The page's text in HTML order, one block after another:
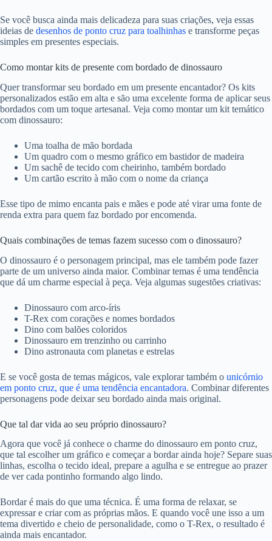
Se você busca ainda mais delicadeza para suas criações, veja essas
ideias de desenhos de ponto cruz para toalhinhas e transforme peças
simples em presentes especiais.
Como montar kits de presente com bordado de dinossauro
Quer transformar seu bordado em um presente encantador? Os kits
personalizados estão em alta e são uma excelente forma de aplicar seus
bordados com um toque artesanal. Veja como montar um kit temático
com dinossauro:
Uma toalha de mão bordada
Um quadro com o mesmo gráfico em bastidor de madeira
Um sachê de tecido com cheirinho, também bordado
Um cartão escrito à mão com o nome da criança
Esse tipo de mimo encanta pais e mães e pode até virar uma fonte de
renda extra para quem faz bordado por encomenda.
Quais combinações de temas fazem sucesso com o dinossauro?
O dinossauro é o personagem principal, mas ele também pode fazer
parte de um universo ainda maior. Combinar temas é uma tendência
que dá um charme especial à peça. Veja algumas sugestões criativas:
Dinossauro com arco-íris
T-Rex com corações e nomes bordados
Dino com balões coloridos
Dinossauro em trenzinho ou carrinho
Dino astronauta com planetas e estrelas
E se você gosta de temas mágicos, vale explorar também o unicórnio
em ponto cruz, que é uma tendência encantadora. Combinar diferentes
personagens pode deixar seu bordado ainda mais original.
Que tal dar vida ao seu próprio dinossauro?
Agora que você já conhece o charme do dinossauro em ponto cruz,
que tal escolher um gráfico e começar a bordar ainda hoje? Separe suas
linhas, escolha o tecido ideal, prepare a agulha e se entregue ao prazer
de ver cada pontinho formando algo lindo.
Bordar é mais do que uma técnica. É uma forma de relaxar, se
expressar e criar com as próprias mãos. E quando você une isso a um
tema divertido e cheio de personalidade, como o T-Rex, o resultado é
ainda mais encantador.